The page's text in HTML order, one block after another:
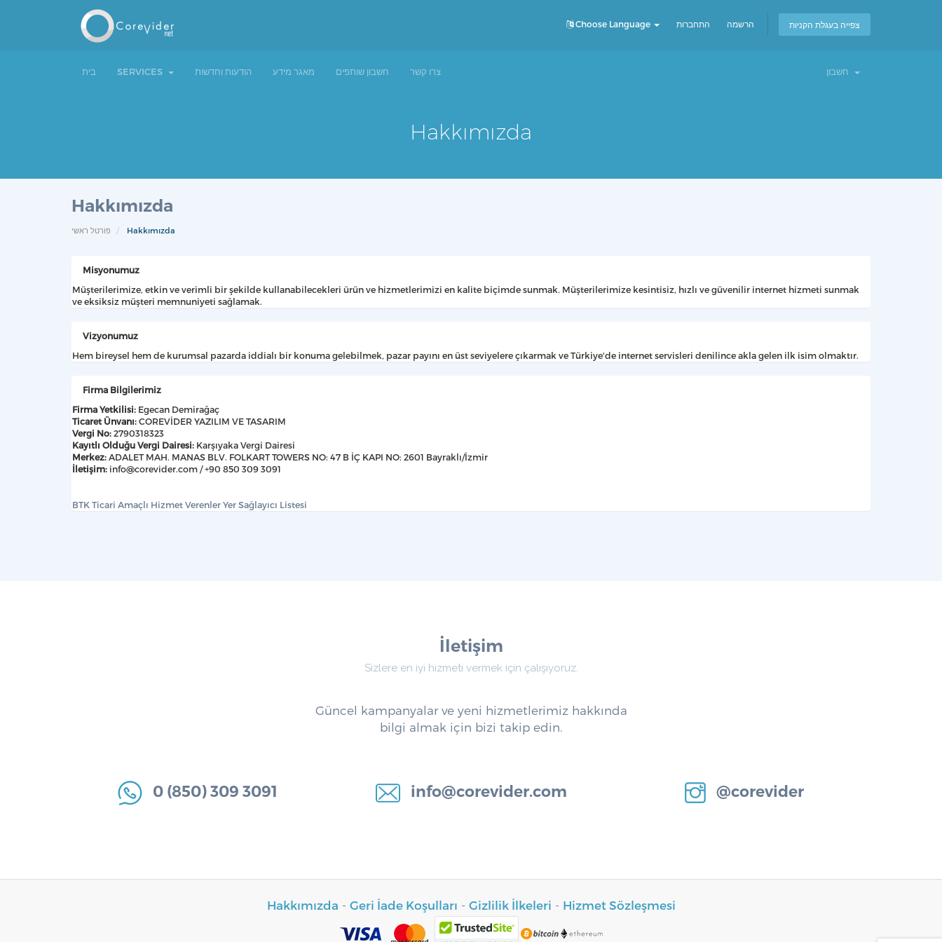
Choose Language התחברות הרשמה צפייה בעגלת הקניות
בית SERVICES הודעות וחדשות מאגר מידע חשבון שותפים צרו קשר
Hakkımızda
Hakkımızda
פורטל ראשי Hakkımızda
Misyonumuz
Müşterilerimize, etkin ve verimli bir şekilde kullanabilecekleri ürün ve hizmetlerimizi en kalite biçimde sunmak. Müşterilerimize kesintisiz, hızlı ve güvenilir internet hizmeti sunmak
ve eksiksiz müşteri memnuniyeti sağlamak.
Vizyonumuz
Hem bireysel hem de kurumsal pazarda iddialı bir konuma gelebilmek, pazar payını en üst seviyelere çıkarmak ve Türkiye'de internet servisleri denilince akla gelen ilk isim olmaktır.
Firma Bilgilerimiz
Firma Yetkilisi: Egecan Demirağaç
Ticaret Ünvanı: COREVİDER YAZILIM VE TASARIM
Vergi No: 2790318323
Kayıtlı Olduğu Vergi Dairesi: Karşıyaka Vergi Dairesi
Merkez: ADALET MAH. MANAS BLV. FOLKART TOWERS NO: 47 B İÇ KAPI NO: 2601 Bayraklı/İzmir
İletişim: info@corevider.com / +90 850 309 3091
BTK Ticari Amaçlı Hizmet Verenler Yer Sağlayıcı Listesi
İletişim
Sizlere en iyi hizmeti vermek için çalışıyoruz.
Güncel kampanyalar ve yeni hizmetlerimiz hakkında
bilgi almak için bizi takip edin.
0 (850) 309 3091 info@corevider.com @corevider
Hakkımızda - Geri İade Koşulları - Gizlilik İlkeleri - Hizmet Sözleşmesi